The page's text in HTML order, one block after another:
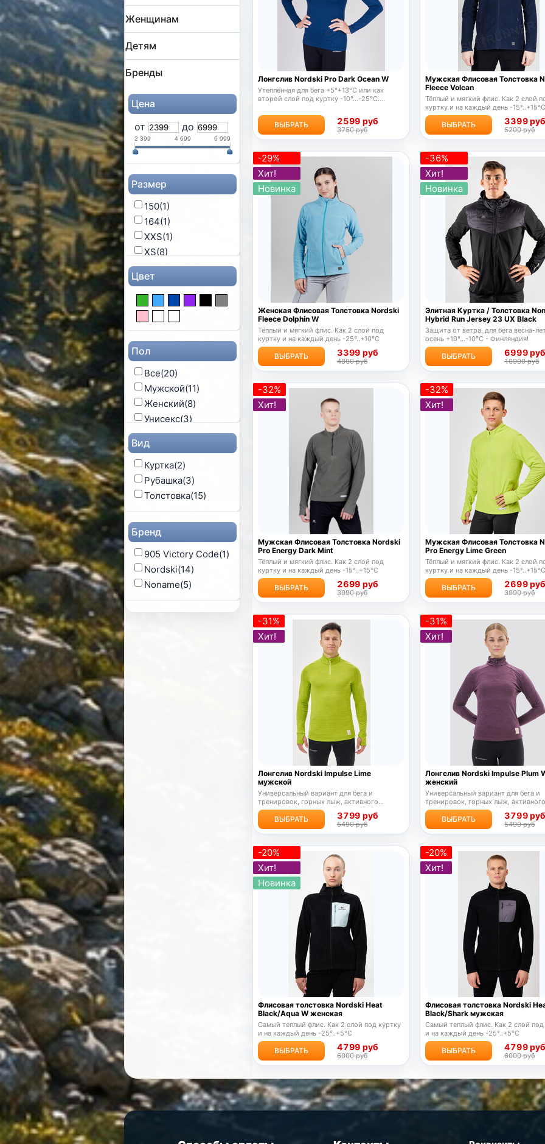
Женщинам
Детям
Бренды
Цена
от
до
2 399 4 699 6 999
Размер
150(1)
164(1)
XXS(1)
XS(8)
S(10)
M(8)
L (6)
XL(6)
XXXL(1)
Цвет
Пол
Все(20)
Мужской(11)
Женский(8)
Унисекс(3)
Детский(2)
Вид
Куртка(2)
Рубашка(3)
Толстовка(15)
Бренд
905 Victory Code(1)
Nordski(14)
Noname(5)
Лонгслив Nordski Pro Dark Ocean W
Утеплённая для бега +5°+13°С или как
второй слой под куртку -10°...-25°С.
ВЫБРАТЬ 2599 руб
3750 руб
Мужская Флисовая Толстовка
Fleece Volcan
Тёплый и мягкий флис. Как 2 слой
куртку и на каждый день -15°..+15°C
ВЫБРАТЬ 3399 руб
5200 руб
-29%
Хит!
Новинка
Женская Флисовая Толстовка Nordski
Fleece Dolphin W
Тёплый и мягкий флис. Как 2 слой под
куртку и на каждый день -25°..+10°C
ВЫБРАТЬ 3399 руб
4800 руб
-36%
Хит!
Новинка
Элитная Куртка / Толстовка
Hybrid Run Jersey 23 UX Black
Защита от ветра, для бега весна-
осень +10°...-10°С - Финляндия!
ВЫБРАТЬ 6999 руб
10900 руб
-32%
Хит!
Мужская Флисовая Толстовка Nordski
Pro Energy Dark Mint
Тёплый и мягкий флис. Как 2 слой под
куртку и на каждый день -15°..+15°C
ВЫБРАТЬ 2699 руб
3990 руб
-32%
Хит!
Мужская Флисовая Толстовка
Pro Energy Lime Green
Тёплый и мягкий флис. Как 2 слой
куртку и на каждый день -15°..+15°C
ВЫБРАТЬ 2699 руб
3990 руб
-31%
Хит!
Лонгслив Nordski Impulse Lime
мужской
Универсальный вариант для бега и
тренировок, горных лыж, активного
отдыха.
ВЫБРАТЬ 3799 руб
5490 руб
-31%
Хит!
Лонгслив Nordski Impulse Plum
женский
Универсальный вариант для бега и
тренировок, горных лыж, активного
отдыха.
ВЫБРАТЬ 3799 руб
5490 руб
-20%
Хит!
Новинка
Флисовая толстовка Nordski Heat
Black/Aqua W женская
Самый теплый флис. Как 2 слой под куртку
и на каждый день -25°..+5°C
ВЫБРАТЬ 4799 руб
6000 руб
-20%
Хит!
Флисовая толстовка Nordski
Black/Shark мужская
Самый теплый флис. Как 2 слой под
и на каждый день -25°..+5°C
ВЫБРАТЬ 4799 руб
6000 руб